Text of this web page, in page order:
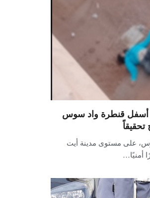
أسفل قنطرة واد سوس
على مستوى مدينة أيت
أمنيًا…